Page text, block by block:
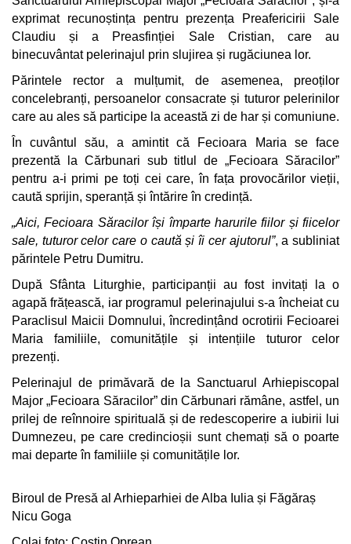
exprimat recunoștința pentru prezența Preafericirii Sale
Claudiu și a Preasfinției Sale Cristian, care au
binecuvântat pelerinajul prin slujirea și rugăciunea lor.
Părintele rector a mulțumit, de asemenea, preoților
concelebranți, persoanelor consacrate și tuturor pelerinilor
care au ales să participe la această zi de har și comuniune.
În cuvântul său, a amintit că Fecioara Maria se face
prezentă la Cărbunari sub titlul de „Fecioara Săracilor”
pentru a-i primi pe toți cei care, în fața provocărilor vieții,
caută sprijin, speranță și întărire în credință.
„Aici, Fecioara Săracilor își împarte harurile fiilor și fiicelor
sale, tuturor celor care o caută și îi cer ajutorul”, a subliniat
părintele Petru Dumitru.
După Sfânta Liturghie, participanții au fost invitați la o
agapă frățească, iar programul pelerinajului s-a încheiat cu
Paraclisul Maicii Domnului, încredințând ocrotirii Fecioarei
Maria familiile, comunitățile și intențiile tuturor celor
prezenți.
Pelerinajul de primăvară de la Sanctuarul Arhiepiscopal
Major „Fecioara Săracilor” din Cărbunari rămâne, astfel, un
prilej de reînnoire spirituală și de redescoperire a iubirii lui
Dumnezeu, pe care credincioșii sunt chemați să o poarte
mai departe în familiile și comunitățile lor.
Biroul de Presă al Arhieparhiei de Alba Iulia și Făgăraș
Nicu Goga